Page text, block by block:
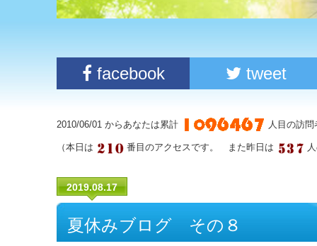
facebook tweet
2010/06/01 からあなたは累計 人目の訪
（本日は 番目のアクセスです。 また昨日は
2019.08.17
夏休みブログ その８